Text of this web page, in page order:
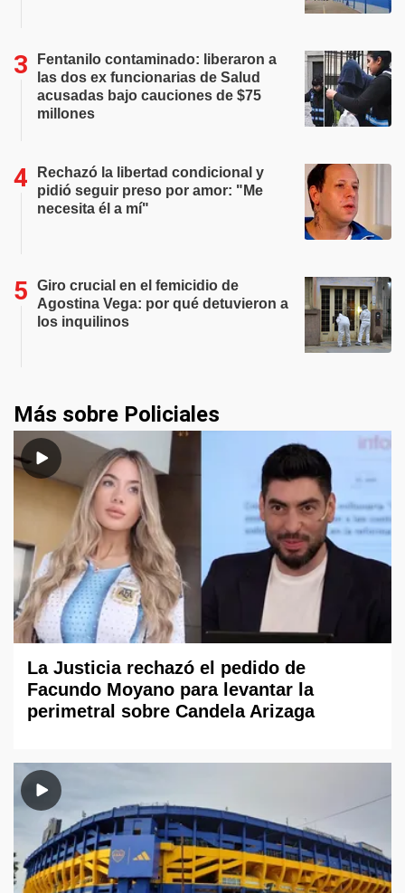
Fentanilo contaminado: liberaron a
las dos ex funcionarias de Salud
acusadas bajo cauciones de $75
millones
Rechazó la libertad condicional y
pidió seguir preso por amor: "Me
necesita él a mí"
Giro crucial en el femicidio de
Agostina Vega: por qué detuvieron a
los inquilinos
Más sobre Policiales
La Justicia rechazó el pedido de
Facundo Moyano para levantar la
perimetral sobre Candela Arizaga